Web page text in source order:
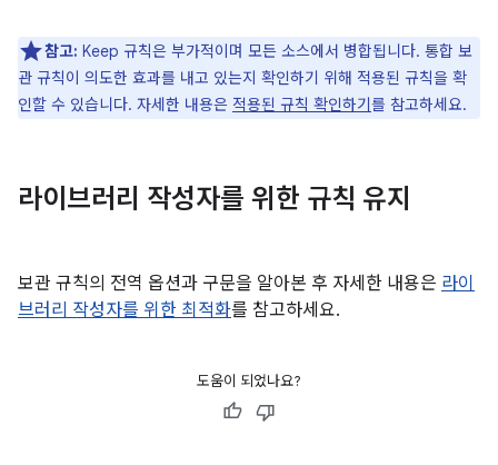
참고: Keep 규칙은 부가적이며 모든 소스에서 병합됩니다. 통합 보
관 규칙이 의도한 효과를 내고 있는지 확인하기 위해 적용된 규칙을 확
인할 수 있습니다. 자세한 내용은 적용된 규칙 확인하기를 참고하세요.
라이브러리 작성자를 위한 규칙 유지
보관 규칙의 전역 옵션과 구문을 알아본 후 자세한 내용은 라이
브러리 작성자를 위한 최적화를 참고하세요.
도움이 되었나요?